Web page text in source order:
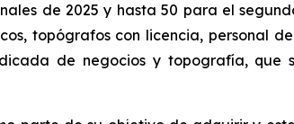
de 2025 y hasta 50 para el
topógrafos con licencia, personal
de negocios y topografía, que